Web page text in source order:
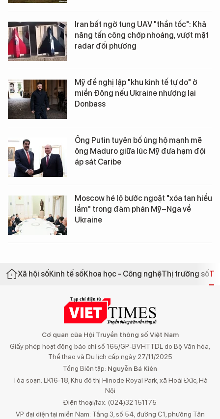
Iran bất ngờ tung UAV "thần tốc": Khả
năng tấn công chớp nhoáng, vượt mặt
radar đối phương
Mỹ đề nghị lập "khu kinh tế tự do" ở
miền Đông nếu Ukraine nhượng lại
Donbass
Ông Putin tuyên bố ủng hộ mạnh mẽ
ông Maduro giữa lúc Mỹ đưa hạm đội
áp sát Caribe
Moscow hé lộ bước ngoặt "xóa tan hiểu
lầm" trong đàm phán Mỹ–Nga về
Ukraine
Xã hội sốKinh tế sốKhoa học - Công nghệThị trường số
Cơ quan của Hội Truyền thông số Việt Nam
Giấy phép hoạt động báo chí số 165/GP-BVHTTDL do Bộ Văn hóa,
Thể thao và Du lịch cấp ngày 27/11/2025
Tổng Biên tập: Nguyễn Bá Kiên
Tòa soạn: LK16-18, Khu đô thị Hinode Royal Park, xã Hoài Đức, Hà
Nội
Điện thoại/fax: (024)32 151175
VP đại diện tại miền Nam: Tầng 3, số 54, đường C1, phường Tân